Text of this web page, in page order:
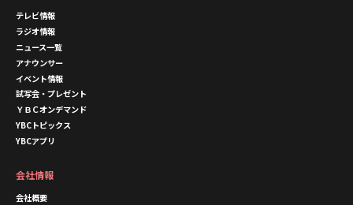
テレビ情報
ラジオ情報
ニュース一覧
アナウンサー
イベント情報
試写会・プレゼント
ＹＢＣオンデマンド
YBCトピックス
YBCアプリ
会社情報
会社概要